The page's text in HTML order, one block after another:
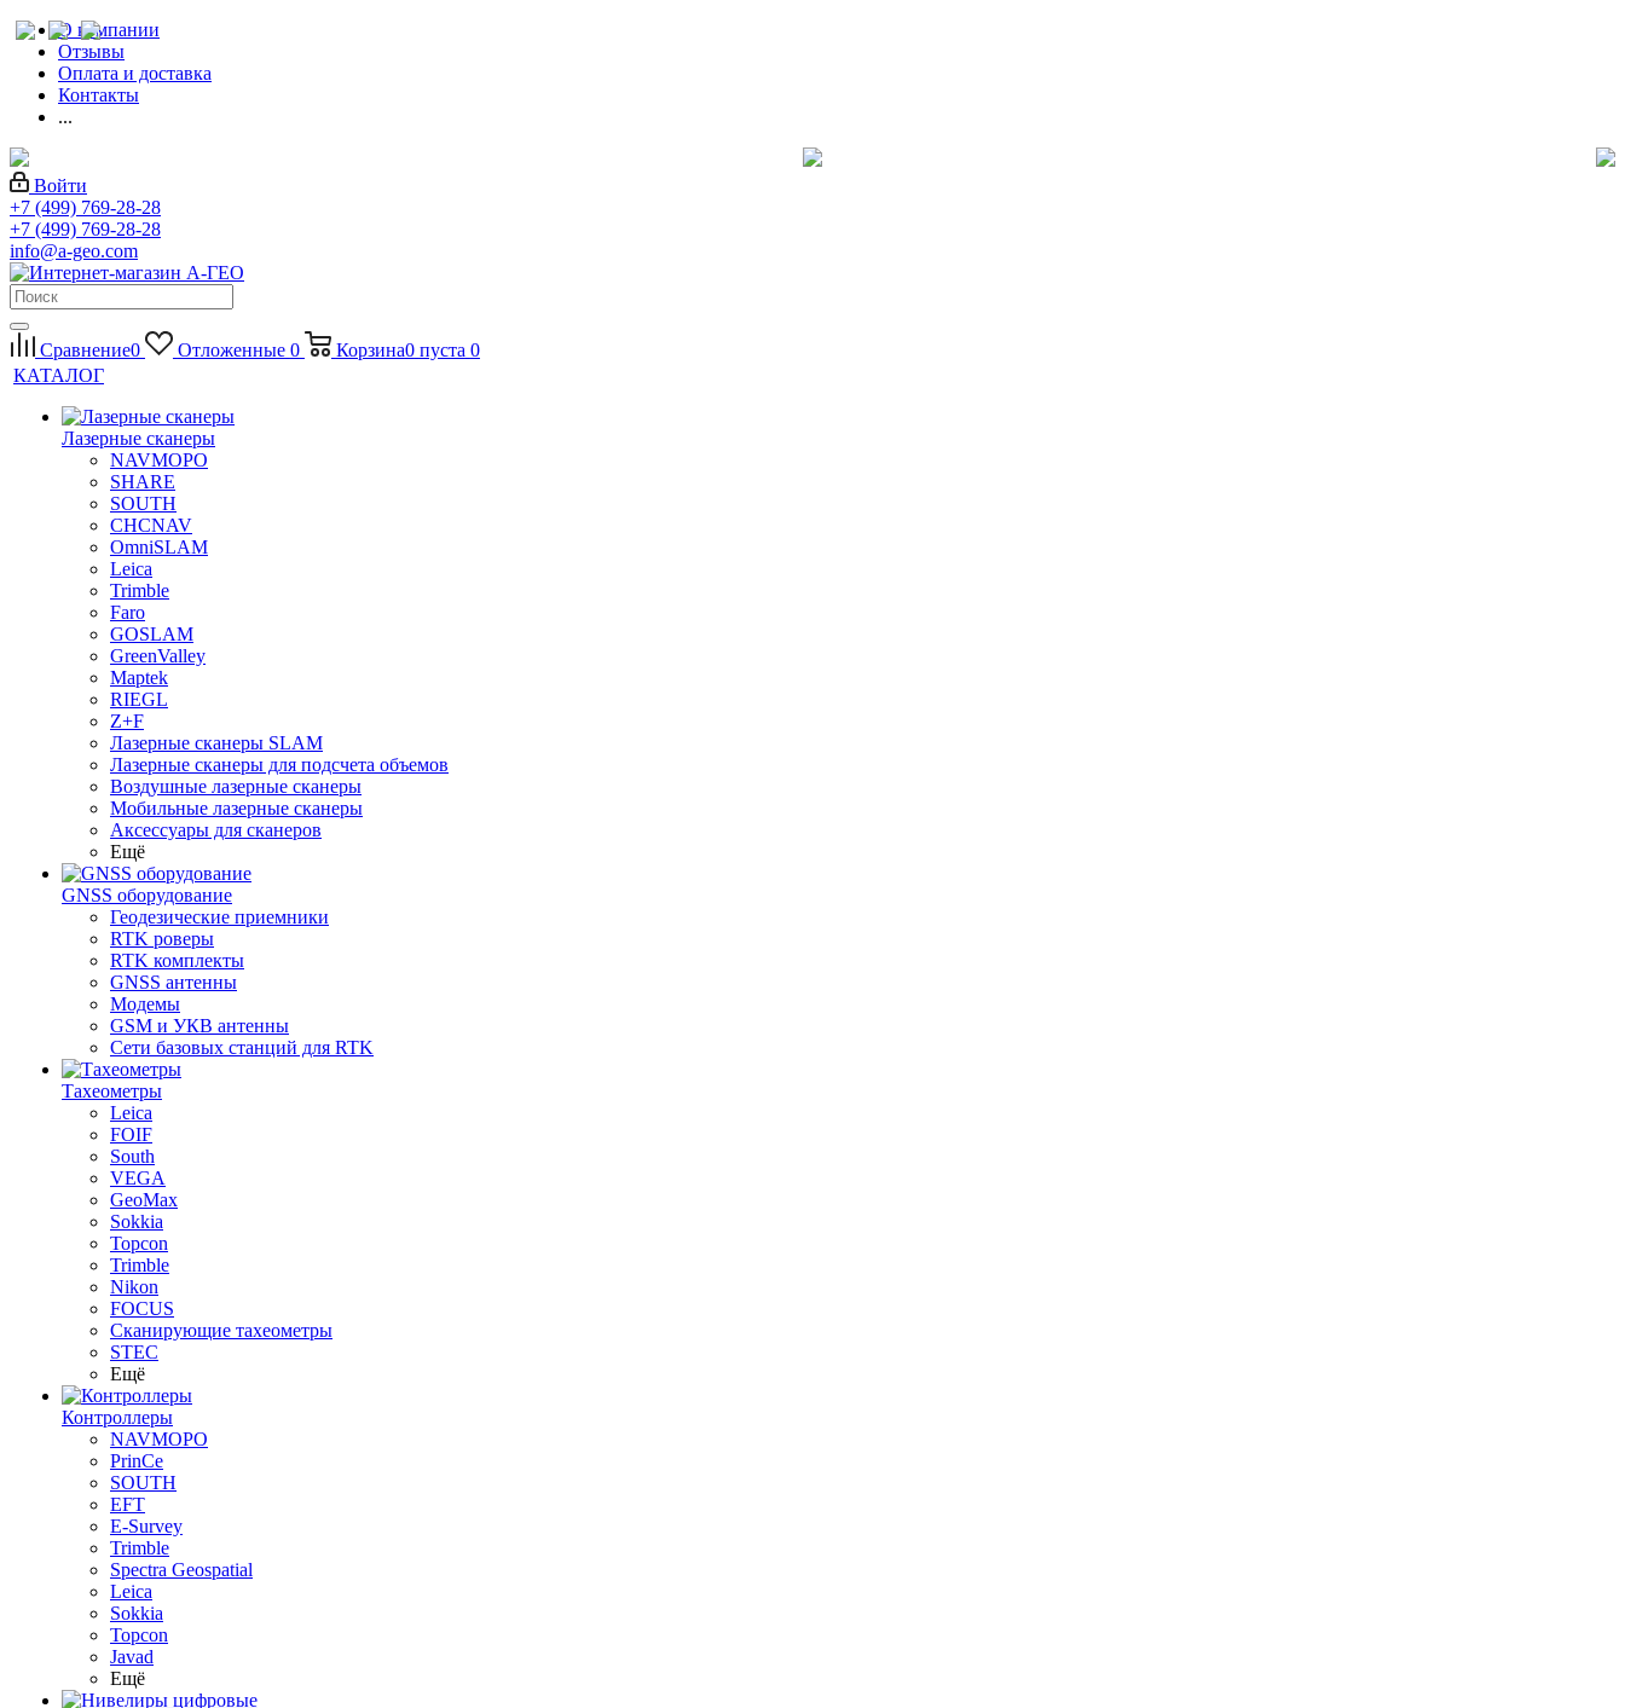
О компании
Отзывы
Оплата и доставка
Контакты
...
Войти
+7 (499) 769-28-28
+7 (499) 769-28-28
info@a-geo.com
Сравнение0 Отложенные 0 Корзина0 пуста 0
КАТАЛОГ
Лазерные сканеры
NAVMOPO
SHARE
SOUTH
CHCNAV
OmniSLAM
Leica
Trimble
Faro
GOSLAM
GreenValley
Maptek
RIEGL
Z+F
Лазерные сканеры SLAM
Лазерные сканеры для подсчета объемов
Воздушные лазерные сканеры
Мобильные лазерные сканеры
Аксессуары для сканеров
Ещё
GNSS оборудование
Геодезические приемники
RTK роверы
RTK комплекты
GNSS антенны
Модемы
GSM и УКВ антенны
Сети базовых станций для RTK
Тахеометры
Leica
FOIF
South
VEGA
GeoMax
Sokkia
Topcon
Trimble
Nikon
FOCUS
Сканирующие тахеометры
STEC
Ещё
Контроллеры
NAVMOPO
PrinCe
SOUTH
EFT
E-Survey
Trimble
Spectra Geospatial
Leica
Sokkia
Topcon
Javad
Ещё